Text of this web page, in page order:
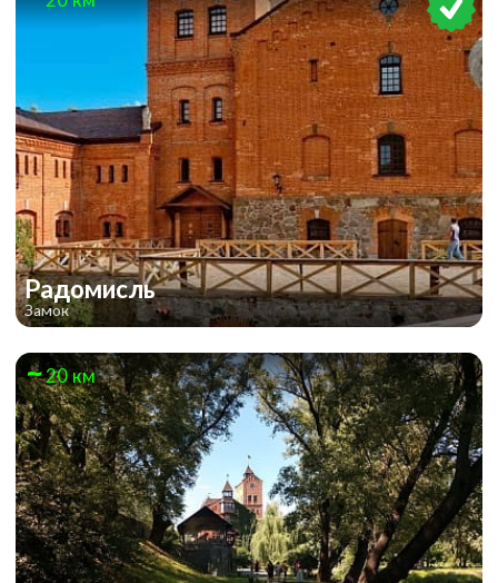
Радомисль
Замок
20 км